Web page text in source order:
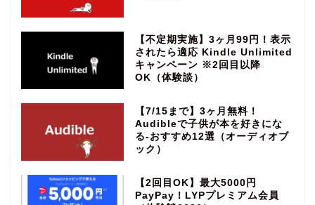
【不定期実施】3ヶ月99円！表示
されたら適応 Kindle Unlimited
キャンペーン ※2回目以降
OK（体験談）
【7/15まで】3ヶ月無料！
Audibleで子供が本を好きにな
る‐おすすめ12選（オーディオブ
ック）
【2回目OK】最大5000円
PayPay！LYPプレミアム会員